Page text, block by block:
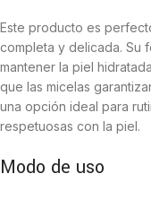
Este producto es
completa y delicada. Su
mantener la piel
que las micelas
una opción ideal para
respetuosas con la piel.
Modo de uso